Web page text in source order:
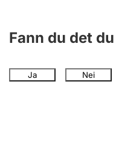
Fann du det
Ja Nei